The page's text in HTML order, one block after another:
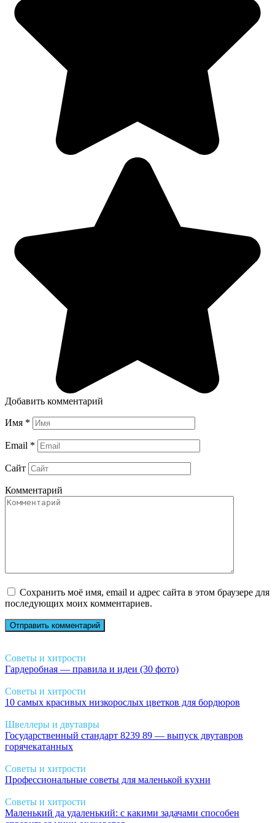
Добавить комментарий
Имя *
Email *
Сайт
Комментарий
Сохранить моё имя, email и адрес сайта в этом браузере для
последующих моих комментариев.
Советы и хитрости
Гардеробная — правила и идеи (30 фото)
Советы и хитрости
10 самых красивых низкорослых цветков для бордюров
Швеллеры и двутавры
Государственный стандарт 8239 89 — выпуск двутавров
горячекатанных
Советы и хитрости
Профессиональные советы для маленькой кухни
Советы и хитрости
Маленький да удаленький: с какими задачами способен